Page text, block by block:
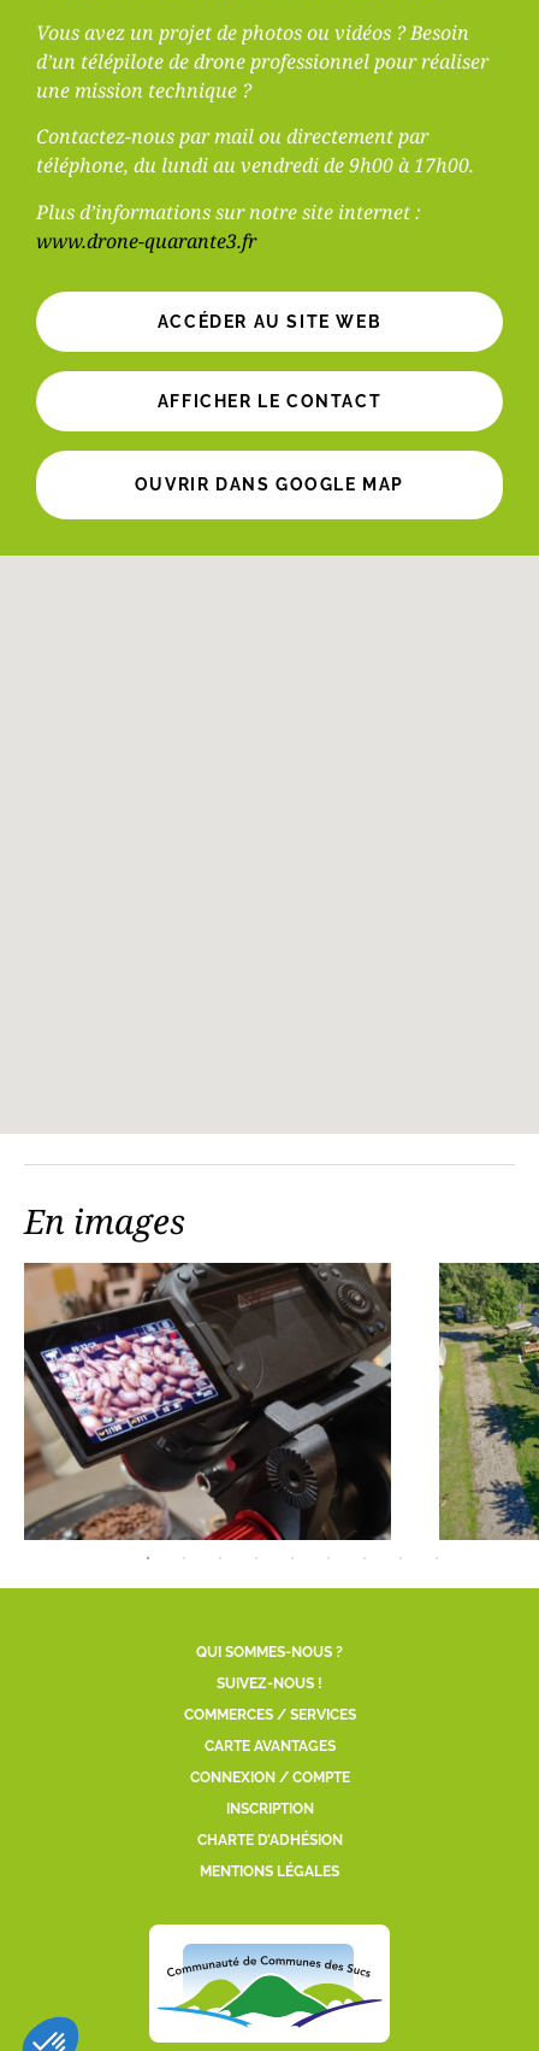
Vous avez un projet de photos ou vidéos ? Besoin
d’un télépilote de drone professionnel pour réaliser
une mission technique ?
Contactez-nous par mail ou directement par
téléphone, du lundi au vendredi de 9h00 à 17h00.
Plus d’informations sur notre site internet :
www.drone-quarante3.fr
ACCÉDER AU SITE WEB
AFFICHER LE CONTACT
OUVRIR DANS GOOGLE MAP
En images
QUI SOMMES-NOUS ?
SUIVEZ-NOUS !
COMMERCES / SERVICES
CARTE AVANTAGES
CONNEXION / COMPTE
INSCRIPTION
CHARTE D’ADHÉSION
MENTIONS LÉGALES